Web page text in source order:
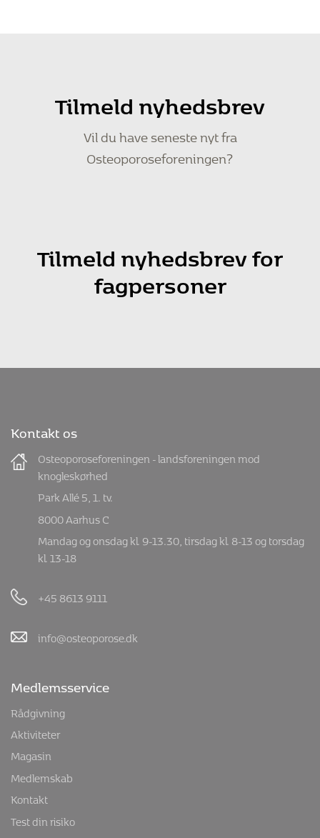
Tilmeld nyhedsbrev
Vil du have seneste nyt fra
Osteoporoseforeningen?
Tilmeld nyhedsbrev for
fagpersoner
Kontakt os
Osteoporoseforeningen - landsforeningen mod
knogleskørhed
Park Allé 5, 1. tv.
8000 Aarhus C
Mandag og onsdag kl. 9-13.30, tirsdag kl. 8-13 og torsdag
kl. 13-18
+45 8613 9111
info@osteoporose.dk
Medlemsservice
Rådgivning
Aktiviteter
Magasin
Medlemskab
Kontakt
Test din risiko